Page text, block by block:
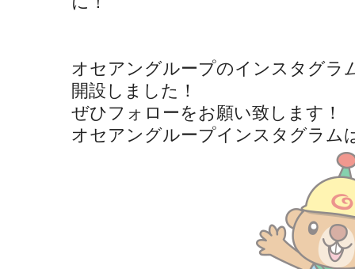
オセアングループのインスタグラ
開設しました！
ぜひフォローをお願い致します！
オセアングループインスタグラム